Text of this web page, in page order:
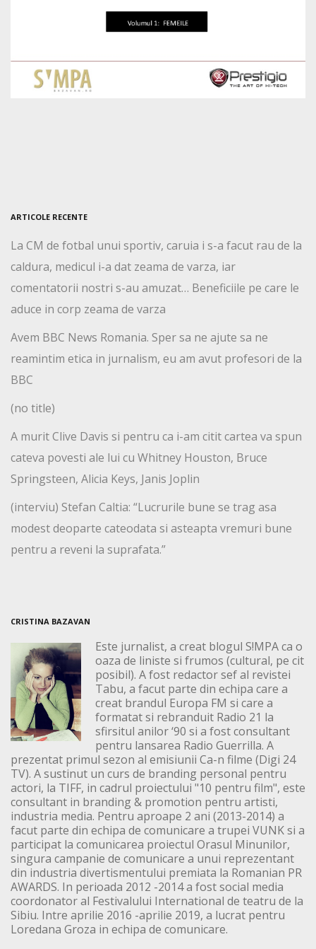
ARTICOLE RECENTE
La CM de fotbal unui sportiv, caruia i s-a facut rau de la
caldura, medicul i-a dat zeama de varza, iar
comentatorii nostri s-au amuzat… Beneficiile pe care le
aduce in corp zeama de varza
Avem BBC News Romania. Sper sa ne ajute sa ne
reamintim etica in jurnalism, eu am avut profesori de la
BBC
(no title)
A murit Clive Davis si pentru ca i-am citit cartea va spun
cateva povesti ale lui cu Whitney Houston, Bruce
Springsteen, Alicia Keys, Janis Joplin
(interviu) Stefan Caltia: “Lucrurile bune se trag asa
modest deoparte cateodata si asteapta vremuri bune
pentru a reveni la suprafata.”
CRISTINA BAZAVAN
Este jurnalist, a creat blogul S!MPA ca o
oaza de liniste si frumos (cultural, pe cit
posibil). A fost redactor sef al revistei
Tabu, a facut parte din echipa care a
creat brandul Europa FM si care a
formatat si rebranduit Radio 21 la
sfirsitul anilor ‘90 si a fost consultant
pentru lansarea Radio Guerrilla. A
prezentat primul sezon al emisiunii Ca-n filme (Digi 24
TV). A sustinut un curs de branding personal pentru
actori, la TIFF, in cadrul proiectului "10 pentru film", este
consultant in branding & promotion pentru artisti,
industria media. Pentru aproape 2 ani (2013-2014) a
facut parte din echipa de comunicare a trupei VUNK si a
participat la comunicarea proiectul Orasul Minunilor,
singura campanie de comunicare a unui reprezentant
din industria divertismentului premiata la Romanian PR
AWARDS. In perioada 2012 -2014 a fost social media
coordonator al Festivalului International de teatru de la
Sibiu. Intre aprilie 2016 -aprilie 2019, a lucrat pentru
Loredana Groza in echipa de comunicare.